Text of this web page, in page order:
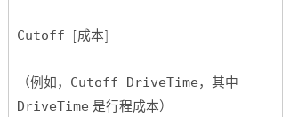
Cutoff_ [成本]
（例如， Cutoff_DriveTime，其中
DriveTime 是行程成本）